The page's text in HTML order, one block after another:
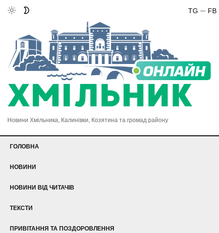
FB
TG
Новини Хмільника, Калинівки, Козятина та громад району
ГОЛОВНА
НОВИНИ
НОВИНИ ВІД ЧИТАЧІВ
ТЕКСТИ
ПРИВІТАННЯ ТА ПОЗДОРОВЛЕННЯ